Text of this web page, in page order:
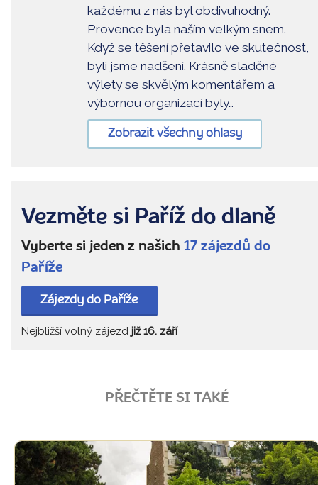
každému z nás byl obdivuhodný.
Provence byla naším velkým snem.
Když se těšení přetavilo ve skutečnost,
byli jsme nadšení. Krásně sladěné
výlety se skvělým komentářem a
výbornou organizací byly…
Zobrazit všechny ohlasy
Vezměte si Paříž do dlaně
Vyberte si jeden z našich 17 zájezdů do
Paříže
Zájezdy do Paříže
Nejbližší volný zájezd již 16. září
PŘEČTĚTE SI TAKÉ